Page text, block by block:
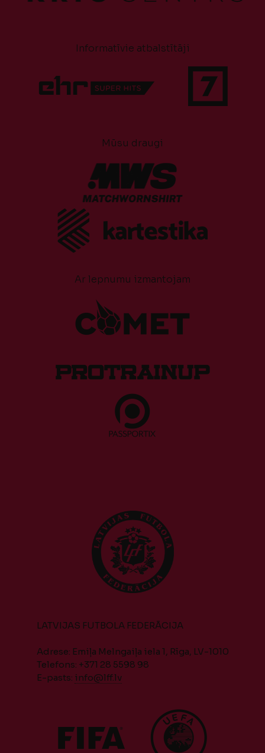
Informatīvie atbalstītāji
Mūsu draugi
Ar lepnumu izmantojam
LATVIJAS FUTBOLA FEDERĀCIJA
Adrese: Emiļa Melngaiļa iela 1, Rīga, LV-1010
Telefons: +371 28 5598 98
E-pasts: info@lff.lv